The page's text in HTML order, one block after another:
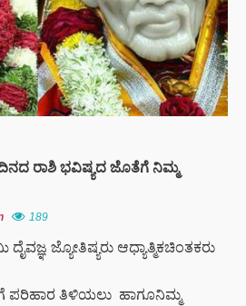
ರಾಶಿ ಭವಿಷ್ಯದ ಜೊತೆಗೆ ನಿಮ್ಮ
189
ಜ್ಯೋತಿಷ್ಯರು ಆಧ್ಯಾತ್ಮಿಕಚಿಂತಕರು
ಪರಿಹಾರ ತಿಳಿಯಲು ಹಾಗೂನಿಮ್ಮ